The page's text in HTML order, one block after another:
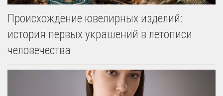
Происхождение ювелирных изделий:
история первых украшений в летописи
человечества